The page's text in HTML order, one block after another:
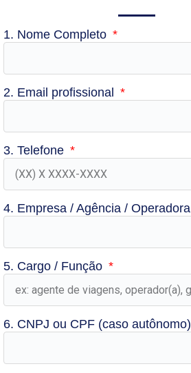
1. Nome Completo
2. Email profissional
3. Telefone
4. Empresa / Agência / Operadora
5. Cargo / Função
6. CNPJ ou CPF (caso autônomo)